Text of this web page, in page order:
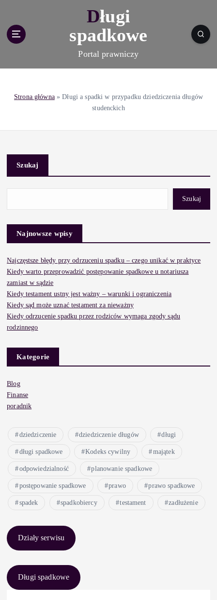
Długi
spadkowe
Portal prawniczy
Strona główna»Długi a spadki w przypadku dziedziczenia długów
studenckich
Szukaj
Szukaj
Najnowsze wpisy
Najczęstsze błędy przy odrzuceniu spadku – czego unikać w praktyce
Kiedy warto przeprowadzić postępowanie spadkowe u notariusza
zamiast w sądzie
Kiedy testament ustny jest ważny – warunki i ograniczenia
Kiedy sąd może uznać testament za nieważny
Kiedy odrzucenie spadku przez rodziców wymaga zgody sądu
rodzinnego
Kategorie
Blog
Finanse
poradnik
dziedziczenie dziedziczenie długów długi
długi spadkowe Kodeks cywilny majątek
odpowiedzialność planowanie spadkowe
postępowanie spadkowe prawo prawo spadkowe
spadek spadkobiercy testament zadłużenie
Działy serwisu
Długi spadkowe